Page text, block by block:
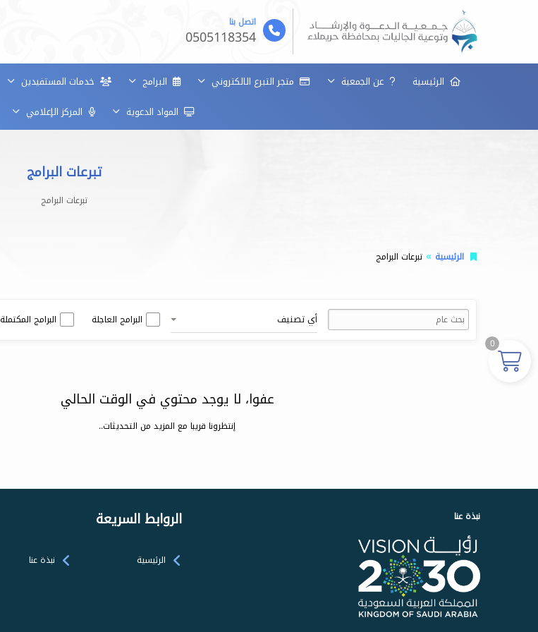
اتصل بنا
0505118354
الرئيسية عن الجمعية متجر التبرع الالكتروني البرامج خدمات المستفيدين
المواد الدعوية
المركز الإعلامي
تبرعات البرامج
تبرعات البرامج
الرئيسية تبرعات البرامج
أي تصنيف البرامج العاجلة البرامج المكتملة
عفوا، لا يوجد محتوي في الوقت الحالي
إنتظرونا قريبا مع المزيد من التحديثات..
نبذة عنا الروابط السريعة
الرئيسية نبذة عنا
0